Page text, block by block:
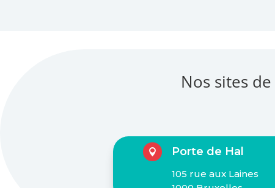
Nos sites
 Porte de Hal
105 rue aux Laines